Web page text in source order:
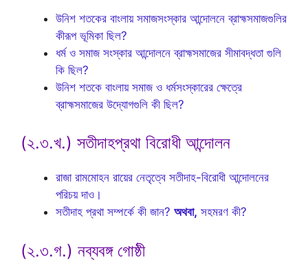
উনিশ শতকের বাংলায় সমাজসংস্কার আন্দোলনে ব্রাহ্মসমাজগুলির
কীরূপ ভূমিকা ছিল?
ধর্ম ও সমাজ সংস্কার আন্দোলনে ব্রাহ্মসমাজের সীমাবদ্ধতা গুলি
কি ছিল?
উনিশ শতকে বাংলায় সমাজ ও ধর্মসংস্কারের ক্ষেত্রে
ব্রাহ্মসমাজের উদ্যোগগুলি কী ছিল?
(২.৩.খ.) সতীদাহপ্রথা বিরোধী আন্দোলন
রাজা রামমোহন রায়ের নেতৃত্বে সতীদাহ-বিরোধী আন্দোলনের
পরিচয় দাও।
সতীদাহ প্রথা সম্পর্কে কী জান? অথবা, সহমরণ কী?
(২.৩.গ.) নব্যবঙ্গ গোষ্ঠী